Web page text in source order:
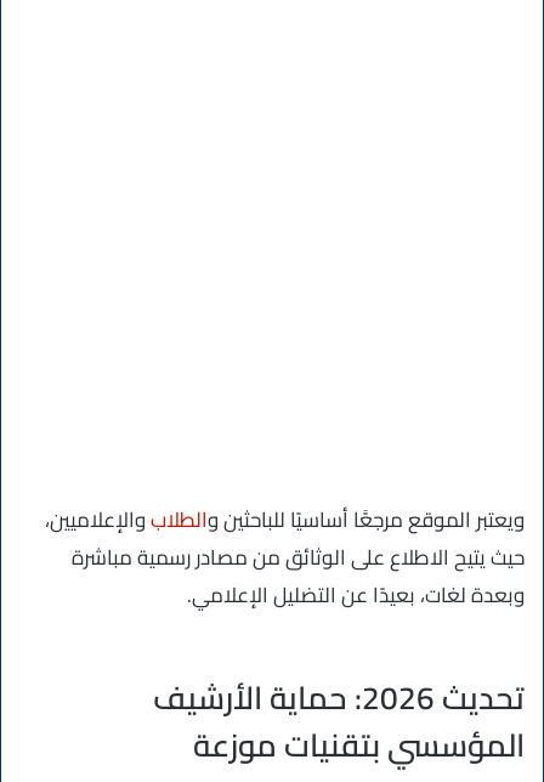
ويعتبر الموقع مرجعًَا أساسيًا للباحثين والطلابوالإعلاميين،
حيث يتيح الاطلاع على الوثائق من مصادر رسمية مباشرة
وبعدة لغات، بعيدًا عن التضليل الإعلامي.
تحديث 2026: حماية الأرشيف
المؤسسي بتقنيات موزعة